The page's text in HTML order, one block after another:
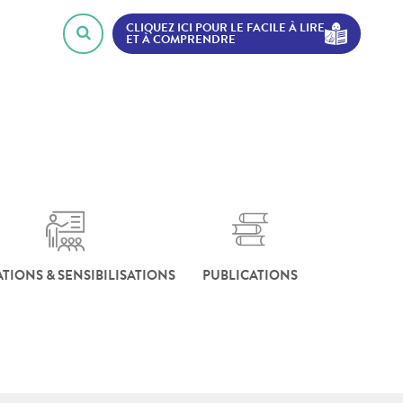
CLIQUEZ ICI POUR LE FACILE À LIRE
ET À COMPRENDRE
& SENSIBILISATIONS PUBLICATIONS